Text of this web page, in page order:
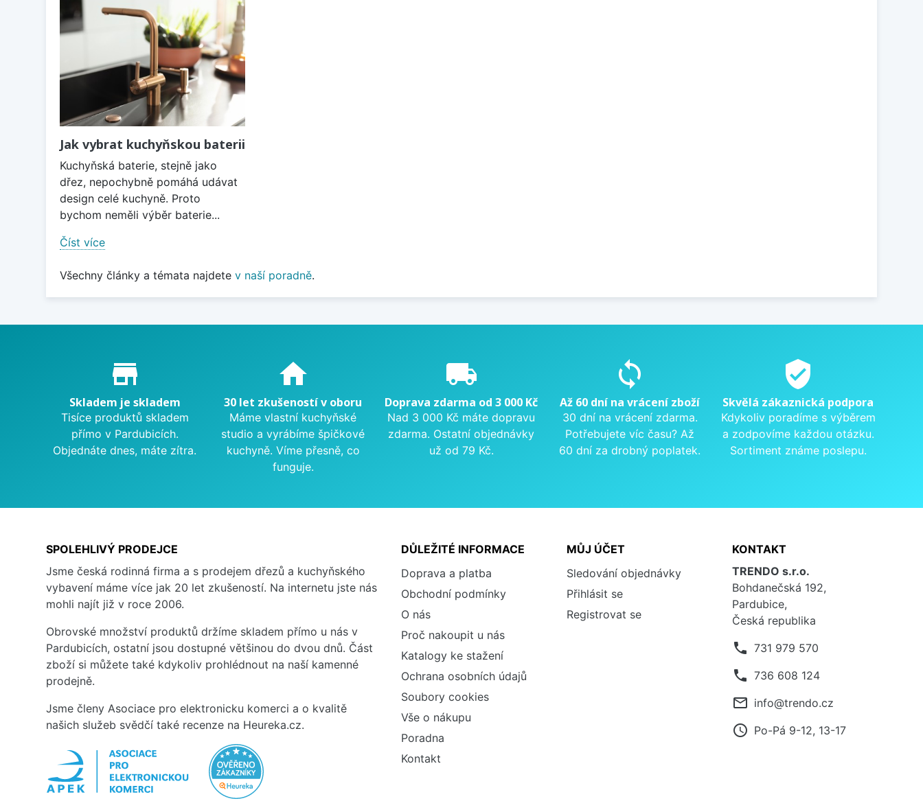
Jak vybrat kuchyňskou baterii
Kuchyňská baterie, stejně jako
dřez, nepochybně pomáhá udávat
design celé kuchyně. Proto
bychom neměli výběr baterie...
Číst více
Všechny články a témata najdete v naší poradně.
Proč nakupovat u nás?
store_mall_directory
Skladem je skladem
Tisíce produktů skladem
přímo v Pardubicích.
Objednáte dnes, máte zítra.
home
30 let zkušeností v oboru
Máme vlastní kuchyňské
studio a vyrábíme špičkové
kuchyně. Víme přesně, co
funguje.
local_shipping
Doprava zdarma od 3 000 Kč
Nad 3 000 Kč máte dopravu
zdarma. Ostatní objednávky
už od 79 Kč.
sync
Až 60 dní na vrácení zboží
30 dní na vrácení zdarma.
Potřebujete víc času? Až
60 dní za drobný poplatek.
verified_user
Skvělá zákaznická podpora
Kdykoliv poradíme s výběrem
a zodpovíme každou otázku.
Sortiment známe poslepu.
SPOLEHLIVÝ PRODEJCE
Jsme česká rodinná firma a s prodejem dřezů a kuchyňského
vybavení máme více jak 20 let zkušeností. Na internetu jste nás
mohli najít již v roce 2006.
Obrovské množství produktů držíme skladem přímo u nás v
Pardubicích, ostatní jsou dostupné většinou do dvou dnů. Část
zboží si můžete také kdykoliv prohlédnout na naší kamenné
prodejně.
Jsme členy Asociace pro elektronicku komerci a o kvalitě
našich služeb svědčí také recenze na Heureka.cz.
DŮLEŽITÉ INFORMACE
Doprava a platba
Obchodní podmínky
O nás
Proč nakoupit u nás
Katalogy ke stažení
Ochrana osobních údajů
Soubory cookies
Vše o nákupu
Poradna
Kontakt
MŮJ ÚČET
Sledování objednávky
Přihlásit se
Registrovat se
KONTAKT
TRENDO s.r.o.
Bohdanečská 192,
Pardubice,
Česká republika
phone 731 979 570
phone 736 608 124
mail_outline info@trendo.cz
access_time Po-Pá 9-12, 13-17